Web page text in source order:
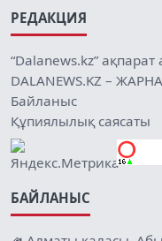
РЕДАКЦИЯ
“Dalanews.kz” ақпарат
DALANEWS.KZ –
Байланыс
Құпиялылық саясаты
БАЙЛАНЫС